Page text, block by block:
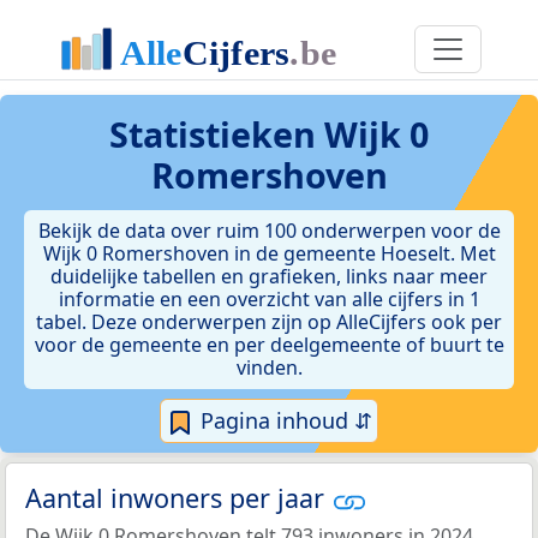
Statistieken Wijk 0
Romershoven
Bekijk de data over ruim 100 onderwerpen voor de
Wijk 0 Romershoven in de gemeente Hoeselt. Met
duidelijke tabellen en grafieken, links naar meer
informatie en een overzicht van alle cijfers in 1
tabel. Deze onderwerpen zijn op AlleCijfers ook per
voor de gemeente en per deelgemeente of buurt te
vinden.
Pagina inhoud ⇵
Aantal inwoners per jaar